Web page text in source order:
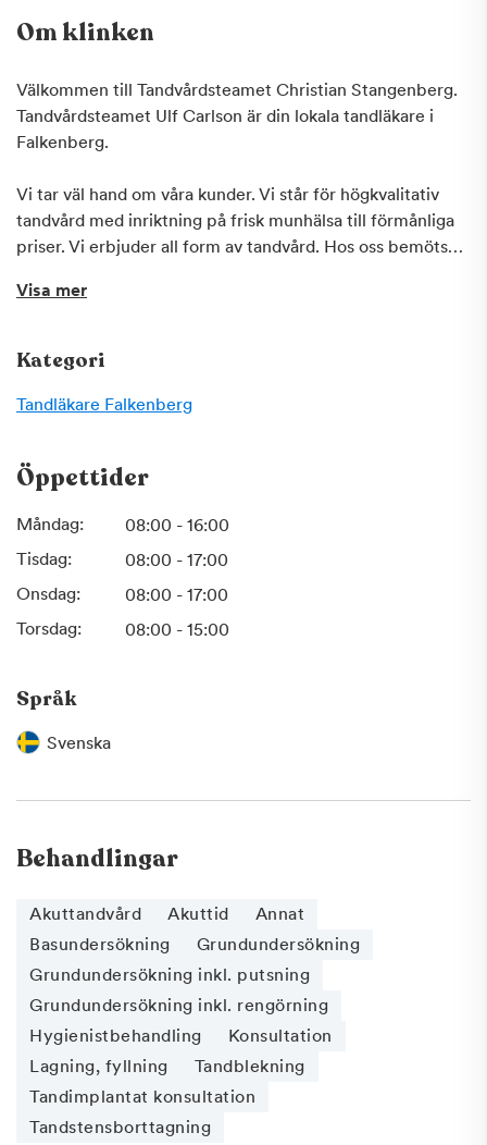
Om klinken
Välkommen till Tandvårdsteamet Christian Stangenberg.
Tandvårdsteamet Ulf Carlson är din lokala tandläkare i
Falkenberg.
Vi tar väl hand om våra kunder. Vi står för högkvalitativ
tandvård med inriktning på frisk munhälsa till förmånliga
priser. Vi erbjuder all form av tandvård. Hos oss bemöts
gör vårt bästa för att uppfylla dina behov. Vi lämnar
anslutna till Försäkringskassan. Vill du boka tid eller bara
fråga om något?
Tveka inte att kontakta oss!
Visa mer
Kategori
Tandläkare Falkenberg
Öppettider
Måndag:
08:00 - 16:00
Tisdag:
08:00 - 17:00
Onsdag:
08:00 - 17:00
Torsdag:
08:00 - 15:00
Språk
Svenska
Behandlingar
Akuttandvård Akuttid
Annat
Basundersökning
Grundundersökning
Grundundersökning inkl. putsning
Grundundersökning inkl. rengörning
Hygienistbehandling
Konsultation
Lagning, fyllning
Tandblekning
Tandimplantat konsultation
Tandstensborttagning